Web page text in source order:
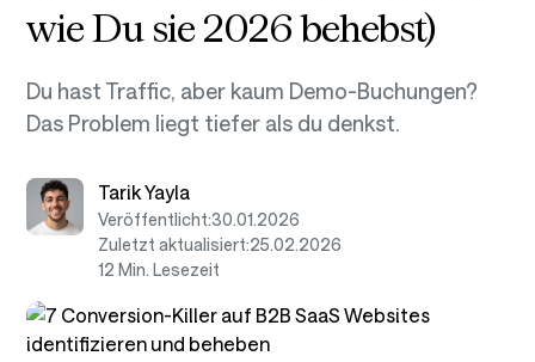
wie Du sie 2026 behebst)
Du hast Traffic, aber kaum Demo-Buchungen?
Das Problem liegt tiefer als du denkst.
Tarik Yayla
Veröffentlicht:30.01.2026
Zuletzt aktualisiert:25.02.2026
12 Min. Lesezeit